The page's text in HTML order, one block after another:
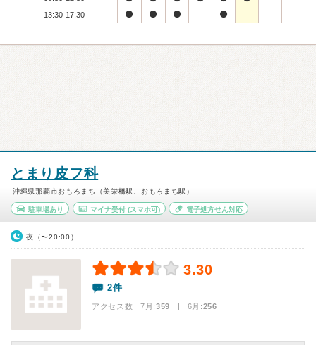
13:30-17:30
とまり皮フ科
沖縄県那覇市おもろまち（美栄橋駅、おもろまち駅）
駐車場あり マイナ受付(スマホ可) 電子処方せん対応
夜（〜20:00）
3.30
2件
アクセス数 7月:359 | 6月:256